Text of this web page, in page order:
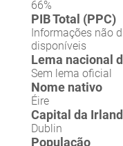
66%
PIB Total (PPC)
Informações não
disponíveis
Lema nacional
Sem lema oficial
Nome nativo
Éire
Capital da
Dublin
População